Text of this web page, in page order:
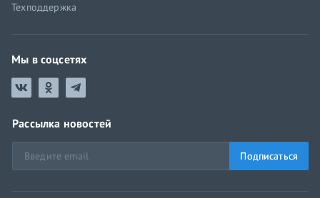
Техподдержка
Мы в соцсетях
Рассылка новостей
Подписаться